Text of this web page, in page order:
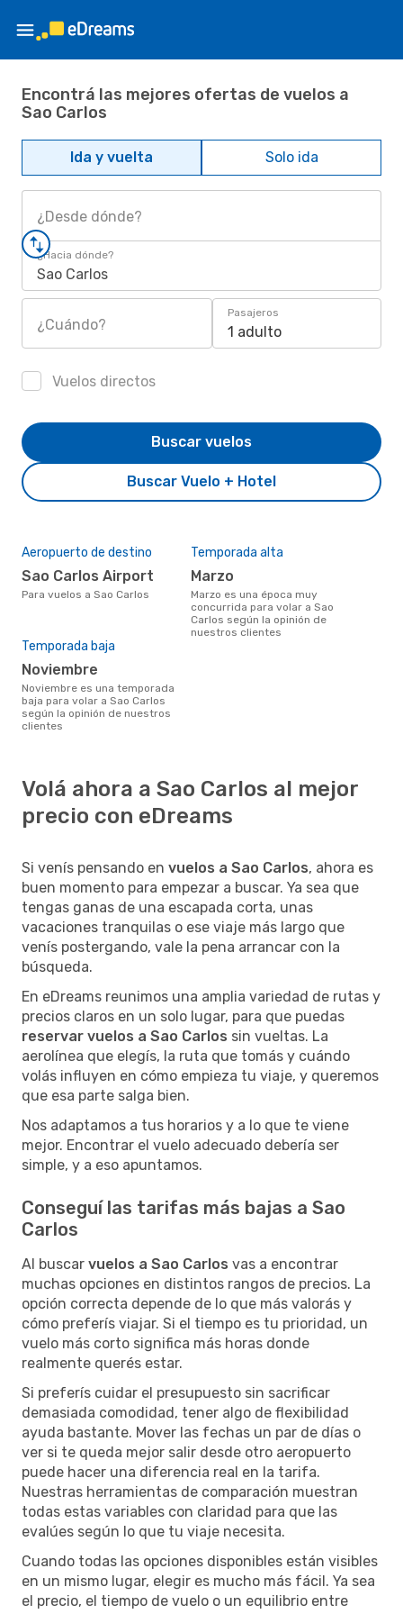
Encontrá las mejores ofertas de vuelos a
Sao Carlos
Ida y vuelta Solo ida
¿Desde dónde?
¿Hacia dónde?
Sao Carlos
¿Cuándo?
Pasajeros
1 adulto
Vuelos directos
Buscar Vuelo + Hotel
Buscar vuelos
Aeropuerto de destino
Sao Carlos Airport
Para vuelos a Sao Carlos
Temporada alta
marzo
marzo es una época muy
concurrida para volar a Sao
Carlos según la opinión de
nuestros clientes
Temporada baja
noviembre
noviembre es una temporada
baja para volar a Sao Carlos
según la opinión de nuestros
clientes
Volá ahora a Sao Carlos al mejor
precio con eDreams
Si venís pensando en vuelos a Sao Carlos, ahora es
buen momento para empezar a buscar. Ya sea que
tengas ganas de una escapada corta, unas
vacaciones tranquilas o ese viaje más largo que
venís postergando, vale la pena arrancar con la
búsqueda.
En eDreams reunimos una amplia variedad de rutas y
precios claros en un solo lugar, para que puedas
reservar vuelos a Sao Carlos sin vueltas. La
aerolínea que elegís, la ruta que tomás y cuándo
volás influyen en cómo empieza tu viaje, y queremos
que esa parte salga bien.
Nos adaptamos a tus horarios y a lo que te viene
mejor. Encontrar el vuelo adecuado debería ser
simple, y a eso apuntamos.
Conseguí las tarifas más bajas a Sao
Carlos
Al buscar vuelos a Sao Carlos vas a encontrar
muchas opciones en distintos rangos de precios. La
opción correcta depende de lo que más valorás y
cómo preferís viajar. Si el tiempo es tu prioridad, un
vuelo más corto significa más horas donde
realmente querés estar.
Si preferís cuidar el presupuesto sin sacrificar
demasiada comodidad, tener algo de flexibilidad
ayuda bastante. Mover las fechas un par de días o
ver si te queda mejor salir desde otro aeropuerto
puede hacer una diferencia real en la tarifa.
Nuestras herramientas de comparación muestran
todas estas variables con claridad para que las
evalúes según lo que tu viaje necesita.
Cuando todas las opciones disponibles están visibles
en un mismo lugar, elegir es mucho más fácil. Ya sea
el precio, el tiempo de vuelo o un equilibrio entre